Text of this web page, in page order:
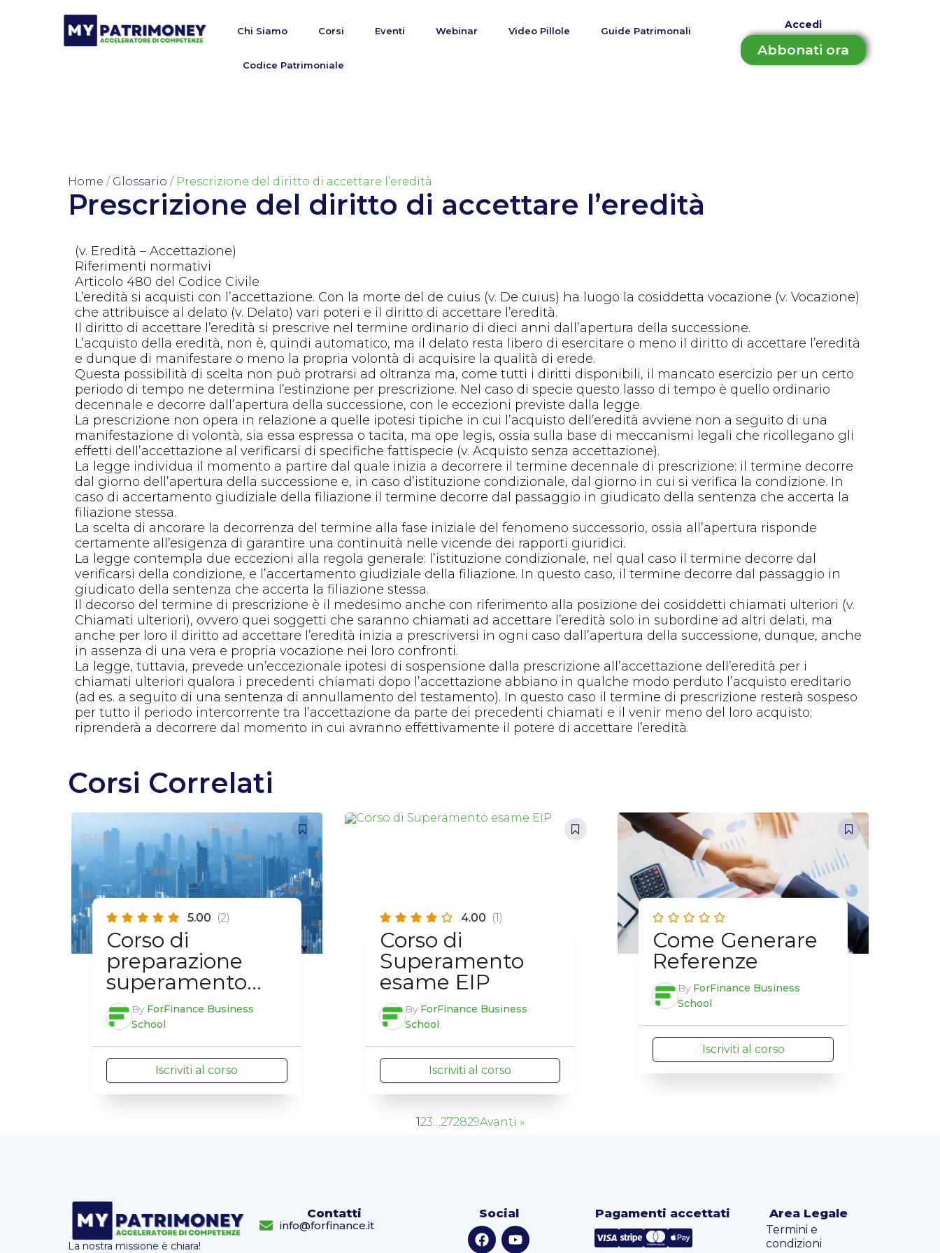
Chi Siamo Corsi Eventi Webinar Video Pillole Guide Patrimonali
Codice Patrimoniale
Accedi
Abbonati ora
Home / Glossario / Prescrizione del diritto di accettare l’eredità
Prescrizione del diritto di accettare l’eredità
(v. Eredità – Accettazione)
Riferimenti normativi
Articolo 480 del Codice Civile
L’eredità si acquisti con l’accettazione. Con la morte del de cuius (v. De cuius) ha luogo la cosiddetta vocazione (v. Vocazione)
che attribuisce al delato (v. Delato) vari poteri e il diritto di accettare l’eredità.
Il diritto di accettare l’eredità si prescrive nel termine ordinario di dieci anni dall’apertura della successione.
L’acquisto della eredità, non è, quindi automatico, ma il delato resta libero di esercitare o meno il diritto di accettare l’eredità
e dunque di manifestare o meno la propria volontà di acquisire la qualità di erede.
Questa possibilità di scelta non può protrarsi ad oltranza ma, come tutti i diritti disponibili, il mancato esercizio per un certo
periodo di tempo ne determina l’estinzione per prescrizione. Nel caso di specie questo lasso di tempo è quello ordinario
decennale e decorre dall’apertura della successione, con le eccezioni previste dalla legge.
La prescrizione non opera in relazione a quelle ipotesi tipiche in cui l’acquisto dell’eredità avviene non a seguito di una
manifestazione di volontà, sia essa espressa o tacita, ma ope legis, ossia sulla base di meccanismi legali che ricollegano gli
effetti dell’accettazione al verificarsi di specifiche fattispecie (v. Acquisto senza accettazione).
La legge individua il momento a partire dal quale inizia a decorrere il termine decennale di prescrizione: il termine decorre
dal giorno dell’apertura della successione e, in caso d’istituzione condizionale, dal giorno in cui si verifica la condizione. In
caso di accertamento giudiziale della filiazione il termine decorre dal passaggio in giudicato della sentenza che accerta la
filiazione stessa.
La scelta di ancorare la decorrenza del termine alla fase iniziale del fenomeno successorio, ossia all’apertura risponde
certamente all’esigenza di garantire una continuità nelle vicende dei rapporti giuridici.
La legge contempla due eccezioni alla regola generale: l’istituzione condizionale, nel qual caso il termine decorre dal
verificarsi della condizione, e l’accertamento giudiziale della filiazione. In questo caso, il termine decorre dal passaggio in
giudicato della sentenza che accerta la filiazione stessa.
Il decorso del termine di prescrizione è il medesimo anche con riferimento alla posizione dei cosiddetti chiamati ulteriori (v.
Chiamati ulteriori), ovvero quei soggetti che saranno chiamati ad accettare l’eredità solo in subordine ad altri delati, ma
anche per loro il diritto ad accettare l’eredità inizia a prescriversi in ogni caso dall’apertura della successione, dunque, anche
in assenza di una vera e propria vocazione nei loro confronti.
La legge, tuttavia, prevede un’eccezionale ipotesi di sospensione dalla prescrizione all’accettazione dell’eredità per i
chiamati ulteriori qualora i precedenti chiamati dopo l’accettazione abbiano in qualche modo perduto l’acquisto ereditario
(ad es. a seguito di una sentenza di annullamento del testamento). In questo caso il termine di prescrizione resterà sospeso
per tutto il periodo intercorrente tra l’accettazione da parte dei precedenti chiamati e il venir meno del loro acquisto;
riprenderà a decorrere dal momento in cui avranno effettivamente il potere di accettare l’eredità.
Corsi Correlati
5.00 (2)
Corso di
preparazione
superamento
esame EFA
By ForFinance Business
School
Iscriviti al corso
4.00 (1)
Corso di
Superamento
esame EIP
By ForFinance Business
School
Iscriviti al corso
Come Generare
Referenze
By ForFinance Business
School
Iscriviti al corso
123…272829Avanti »
La nostra missione è chiara!
Contatti
info@forfinance.it
Social Pagamenti accettati Area Legale
Termini e
condizioni